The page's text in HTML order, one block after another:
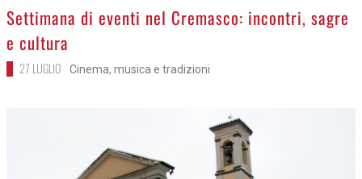
>
Settimana di eventi nel Cremasco: incontri, sagre
e cultura
27 LUGLIO Cinema, musica e tradizioni